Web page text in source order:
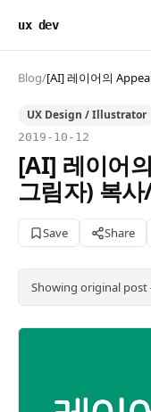
ux dev
Blog/[AI] 레이어의
UX Design / Illustrator
2019-10-12
[AI] 레이어
그림자) 복
Save Share
Showing original